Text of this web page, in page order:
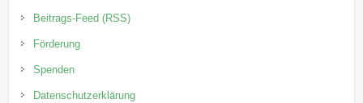
Beitrags-Feed (RSS)
Förderung
Spenden
Datenschutzerklärung